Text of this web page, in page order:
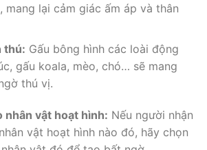
mang lại cảm giác ấm áp và thân
thú: Gấu bông hình các loài động
gấu koala, mèo, chó… sẽ mang
thú vị.
nhân vật hoạt hình: Nếu người nhận
vật hoạt hình nào đó, hãy chọn